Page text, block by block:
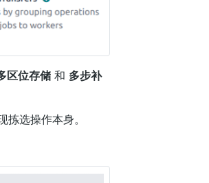
区位存储 和 多步补
拣选操作本身。